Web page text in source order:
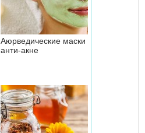
Аюрведические маски
анти-акне